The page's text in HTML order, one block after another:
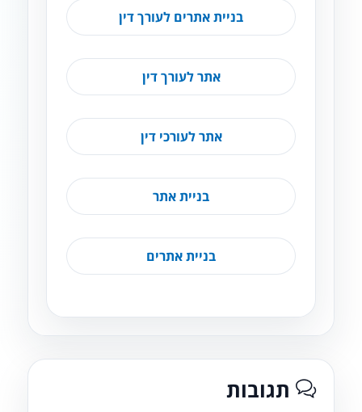
בניית אתרים לעורך דין
אתר לעורך דין
אתר לעורכי דין
בניית אתר
בניית אתרים
תגובות